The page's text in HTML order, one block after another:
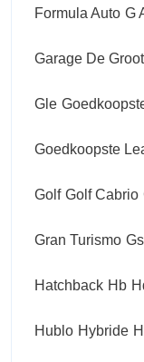
Formula Auto G
Garage De Groot
Gle
Goedkoopste
Golf Golf Cabrio
Gran Turismo Gs
Hatchback Hb
Hublo Hybride